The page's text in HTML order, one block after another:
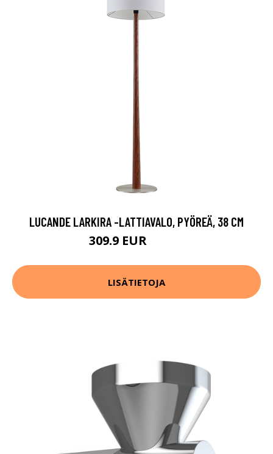
LUCANDE LARKIRA -LATTIAVALO, PYÖREÄ, 38 CM
309.9 EUR
LISÄTIETOJA